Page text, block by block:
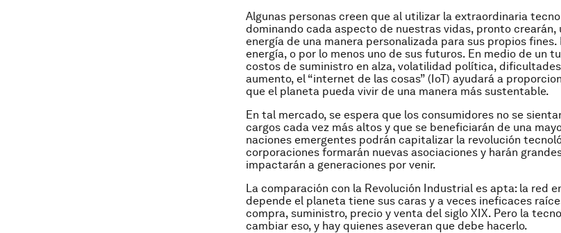
Algunas personas creen que al utilizar la extraordinaria
dominando cada aspecto de nuestras vidas, pronto crearán,
energía de una manera personalizada para sus propios
energía, o por lo menos uno de sus futuros. En medio de un
costos de suministro en alza, volatilidad política,
aumento, el “internet de las cosas” (IoT) ayudará a
que el planeta pueda vivir de una manera más sustentable.
En tal mercado, se espera que los consumidores no se
cargos cada vez más altos y que se beneficiarán de una
naciones emergentes podrán capitalizar la revolución
corporaciones formarán nuevas asociaciones y harán
impactarán a generaciones por venir.
La comparación con la Revolución Industrial es apta: la red
depende el planeta tiene sus caras y a veces ineficaces
compra, suministro, precio y venta del siglo XIX. Pero la
cambiar eso, y hay quienes aseveran que debe hacerlo.